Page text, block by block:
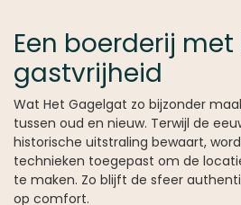
Een boerderij
gastvrijheid
Wat Het Gagelgat zo bijzonder
tussen oud en nieuw. Terwijl de
historische uitstraling bewaart,
technieken toegepast om de
te maken. Zo blijft de sfeer
op comfort.